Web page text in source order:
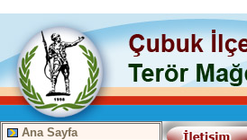
Ana Sayfa